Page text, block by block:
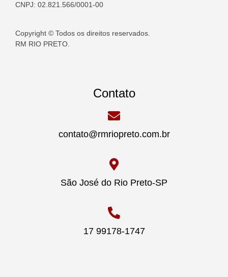
CNPJ: 02.821.566/0001-00
Copyright © Todos os direitos reservados.
RM RIO PRETO.
Contato
contato@rmriopreto.com.br
São José do Rio Preto-SP
17 99178-1747